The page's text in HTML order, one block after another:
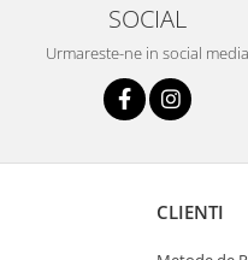
SOCIAL
Urmareste-ne in social media
CLIENTI